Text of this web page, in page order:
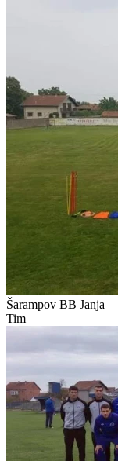
Šarampov BB Janja
Tim